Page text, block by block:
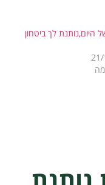
היום,נותנת לך ביטחון